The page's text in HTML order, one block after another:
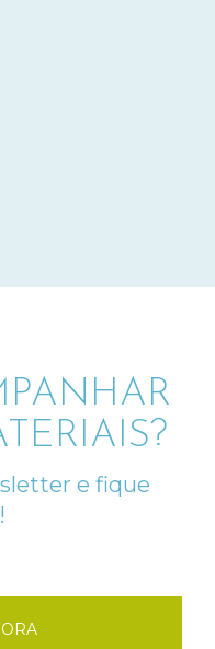
e fique